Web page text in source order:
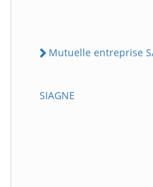
Mutuelle entreprise
SIAGNE